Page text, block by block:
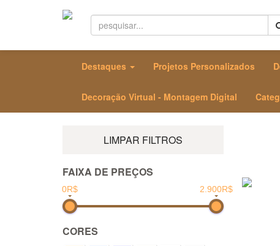
Destaques Projetos Personalizados
Decoração Virtual - Montagem Digital
LIMPAR FILTROS
FAIXA DE PREÇOS
0R$ 2.900R$
CORES